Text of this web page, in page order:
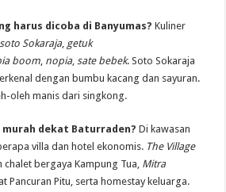
harus dicoba di Banyumas? Kuliner
soto Sokaraja, getuk
boom, nopia,sate bebek. Soto Sokaraja
dengan bumbu kacang dan sayuran.
oleh manis dari singkong.
murah dekat Baturraden? Di kawasan
villa dan hotel ekonomis. The Village
chalet bergaya Kampung Tua, Mitra
Pancuran Pitu, serta homestay keluarga.